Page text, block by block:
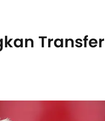
Transfer